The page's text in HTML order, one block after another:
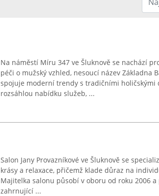
Na náměstí Míru 347 ve Šluknově se nachází
péči o mužský vzhled, nesoucí název Základna
spojuje moderní trendy s tradičními holičskými
rozsáhlou nabídku služeb, ...
Salon Jany Provazníkové ve Šluknově se
krásy a relaxace, přičemž klade důraz na
Majitelka salonu působí v oboru od roku 2006
zahrnující ...